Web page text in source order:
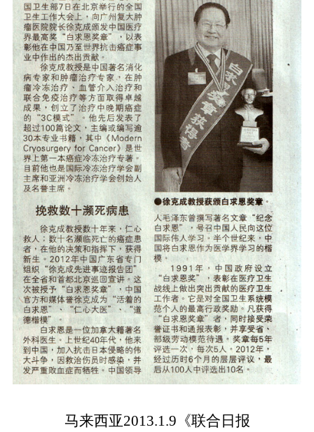
马来西亚2013.1.9《联合日报